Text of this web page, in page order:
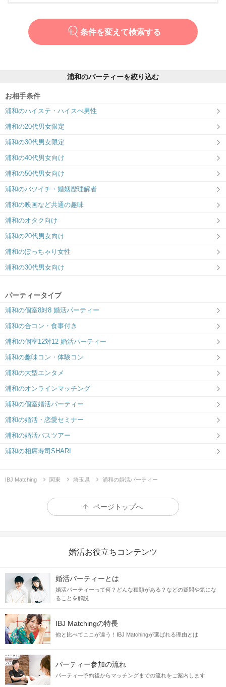
条件を変えて検索する
浦和のパーティーを絞り込む
お相手条件
浦和のハイステ・ハイスぺ男性
浦和の20代男女限定
浦和の30代男女限定
浦和の40代男女向け
浦和の50代男女向け
浦和のバツイチ・婚姻歴理解者
浦和の映画など共通の趣味
浦和のオタク向け
浦和の20代男女向け
浦和のぽっちゃり女性
浦和の30代男女向け
パーティータイプ
浦和の個室8対8 婚活パーティー
浦和の合コン・食事付き
浦和の個室12対12 婚活パーティー
浦和の趣味コン・体験コン
浦和の大型エンタメ
浦和のオンラインマッチング
浦和の個室婚活パーティー
浦和の婚活・恋愛セミナー
浦和の婚活バスツアー
浦和の相席寿司SHARI
IBJ Matching 関東 埼玉県 浦和の婚活パーティー
ページトップへ
婚活お役立ちコンテンツ
婚活パーティーとは
婚活パーティーって何？どんな種類がある？などの疑問や気にな
ることを解説
IBJ Matchingの特長
他と比べてここが違う！IBJ Matchingが選ばれる理由とは
パーティー参加の流れ
パーティー予約後からマッチングまでの流れをご案内します